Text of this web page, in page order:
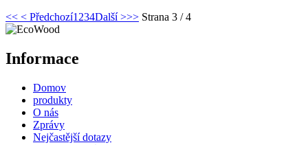
<< < Předchozí1 234Další >>> Strana 3 / 4
Informace
Domov
produkty
O nás
Zprávy
Nejčastější dotazy